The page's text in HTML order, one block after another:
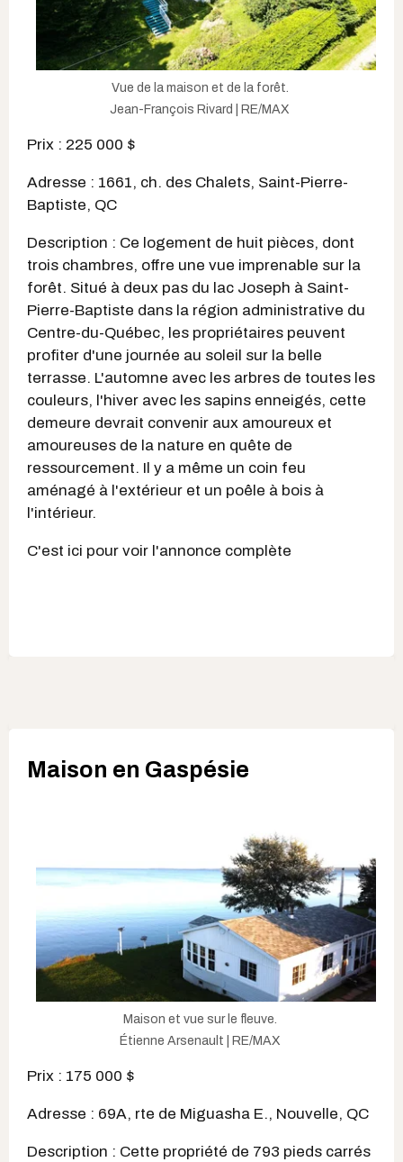
Vue de la maison et de la forêt.
Jean-François Rivard | RE/MAX
Prix : 225 000 $
Adresse : 1661, ch. des Chalets, Saint-Pierre-
Baptiste, QC
Description : Ce logement de huit pièces, dont
trois chambres, offre une vue imprenable sur la
forêt. Situé à deux pas du lac Joseph à Saint-
Pierre-Baptiste dans la région administrative du
Centre-du-Québec, les propriétaires peuvent
profiter d'une journée au soleil sur la belle
terrasse. L'automne avec les arbres de toutes les
couleurs, l'hiver avec les sapins enneigés, cette
demeure devrait convenir aux amoureux et
amoureuses de la nature en quête de
ressourcement. Il y a même un coin feu
aménagé à l'extérieur et un poêle à bois à
l'intérieur.
C'est ici pour voir l'annonce complète
Maison en Gaspésie
Maison et vue sur le fleuve.
Étienne Arsenault | RE/MAX
Prix : 175 000 $
Adresse : 69A, rte de Miguasha E., Nouvelle, QC
Description : Cette propriété de 793 pieds carrés